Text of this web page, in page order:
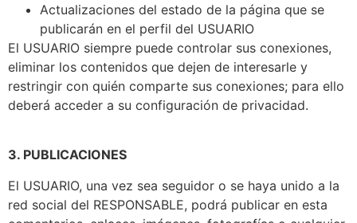
Actualizaciones del estado de la página que se
publicarán en el perfil del USUARIO
El USUARIO siempre puede controlar sus conexiones,
eliminar los contenidos que dejen de interesarle y
restringir con quién comparte sus conexiones; para ello
deberá acceder a su configuración de privacidad.
3. PUBLICACIONES
El USUARIO, una vez sea seguidor o se haya unido a la
red social del RESPONSABLE, podrá publicar en esta